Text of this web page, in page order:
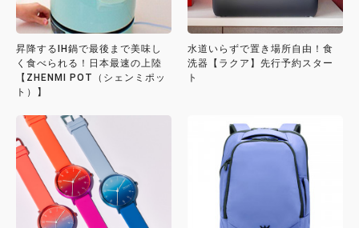
昇降するIH鍋で最後まで美味し
く食べられる！日本最速の上陸
【ZHENMI POT（シェンミポッ
ト）】
水道いらずで置き場所自由！食
洗器【ラクア】先行予約スター
ト